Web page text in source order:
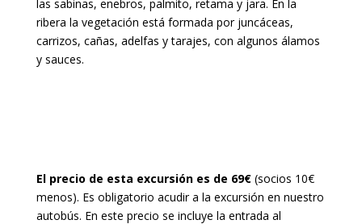
las sabinas, enebros, palmito, retama y jara. En la
ribera la vegetación está formada por juncáceas,
carrizos, cañas, adelfas y tarajes, con algunos álamos
y sauces.
El precio de esta excursión es de 69€ (socios 10€
menos). Es obligatorio acudir a la excursión en nuestro
autobús. En este precio se incluye la entrada al